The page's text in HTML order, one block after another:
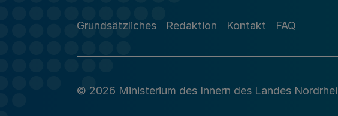
Grundsätzliches Redaktion Kontakt FAQ
© 2026 Ministerium des Innern des Landes